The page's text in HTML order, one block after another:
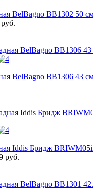
BelBagno BB1302 50 см
BelBagno BB1306 43 см
Iddis Бридж
руб.